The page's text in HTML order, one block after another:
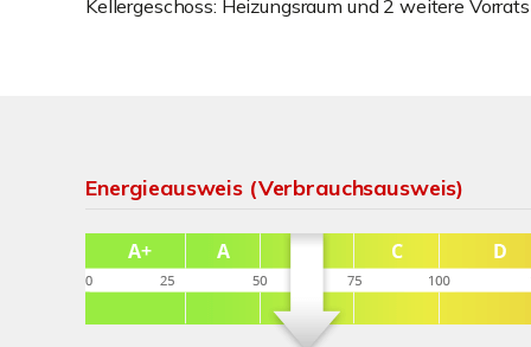
Kellergeschoss: Heizungsraum und 2 weitere
Energieausweis (Verbrauchsausweis)